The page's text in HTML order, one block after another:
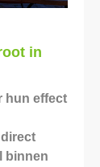
in
hun effect
binnen